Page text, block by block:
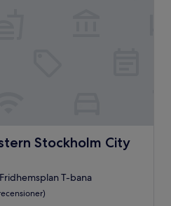
Stockholm City
City
T-bana